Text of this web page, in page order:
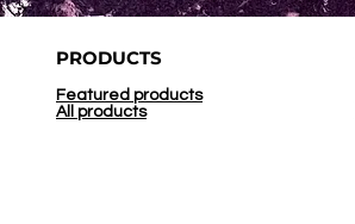
PRODUCTS
Featured products
All products